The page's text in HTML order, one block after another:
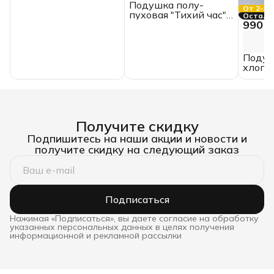
Подушка полу-
пуховая "Тихий час"
От 2-х
990 ₽
Получите скидку
Подпишитесь на наши акции и новости и
получите скидку на следующий заказ
Подписаться
Нажимая «Подписаться», вы даете согласие на обработку
указанных персональных данных в целях получения
информационной и рекламной рассылки